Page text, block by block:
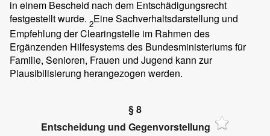
in einem Bescheid nach dem Entschädigungsrecht
festgestellt wurde. 2Eine Sachverhaltsdarstellung und
Empfehlung der Clearingstelle im Rahmen des
Ergänzenden Hilfesystems des Bundesministeriums für
Familie, Senioren, Frauen und Jugend kann zur
Plausibilisierung herangezogen werden.
§ 8
Entscheidung und Gegenvorstellung